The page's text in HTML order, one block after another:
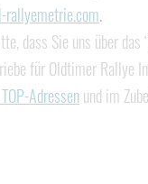
rallyemetrie.com.
dass Sie uns über das
für Oldtimer Rallye
Adressenund im